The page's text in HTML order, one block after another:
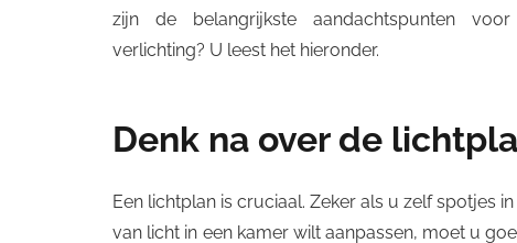
zijn de belangrijkste aandachtspunten
verlichting? U leest het hieronder.
Denk na over de
Een lichtplan is cruciaal. Zeker als u zelf spotjes
van licht in een kamer wilt aanpassen, moet u